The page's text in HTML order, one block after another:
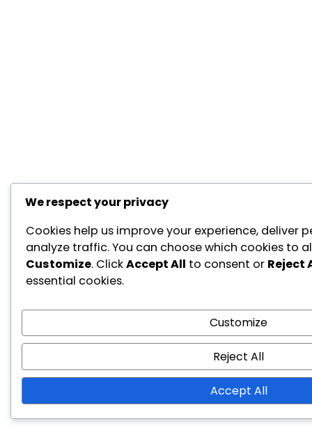
We respect your privacy
Cookies help us improve your experience, deliver
analyze traffic. You can choose which cookies to
Customize. ClickAccept All to consent or Reject
essential cookies.
Customize
Reject All
Accept All